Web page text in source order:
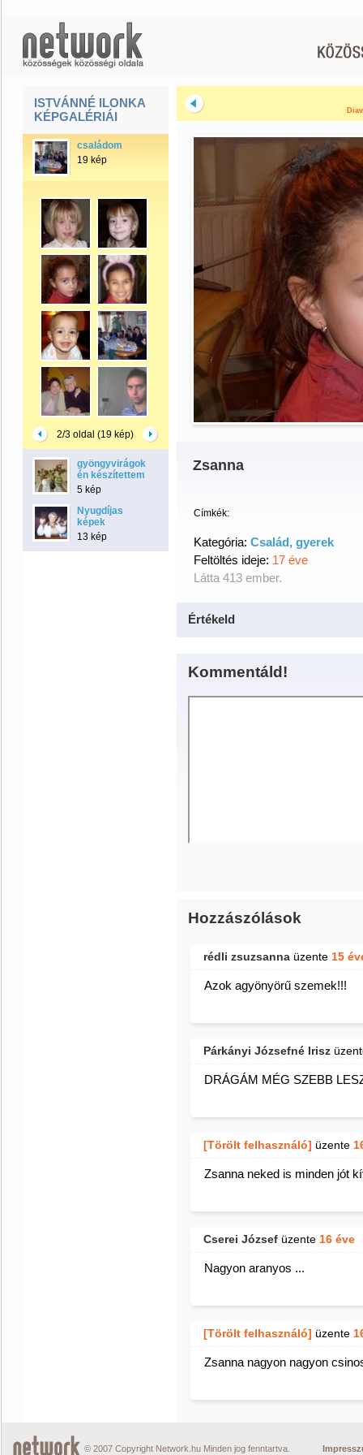
ISTVÁNNÉ ILONKA
KÉPGALÉRIÁI
családom
19 kép
2/3 oldal (19 kép)
gyöngyvirágok
én készítettem
5 kép
Nyugdíjas
képek
13 kép
Zsanna
Címkék:
Kategória: Család, gyerek
Feltöltés ideje: 17 éve
Látta 413 ember.
Értékeld
Kommentáld!
Hozzászólások
rédli zsuzsanna üzente 15
Azok agyönyörű szemek!!!
Párkányi Józsefné Irisz
DRÁGÁM MÉG SZEBB
[Törölt felhasználó] üzente
Zsanna neked is minden jót
Cserei József üzente 16 éve
Nagyon aranyos ...
[Törölt felhasználó] üzente
Zsanna nagyon nagyon
© 2007 Copyright Network.hu Minden jog fenntartva.